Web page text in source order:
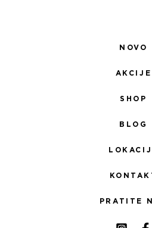
NOVO
AKCIJE
SHOP
BLOG
PRATITE